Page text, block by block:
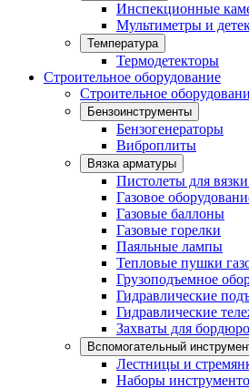
Инспекционные
Мультиметры и
Температура
Термодетекторы
Строительное оборудование
Строительное
Бензоинструменты
Бензогенераторы
Виброплиты
Вязка арматуры
Пистолеты для
Газовое
Газовые баллоны
Газовые горелки
Паяльные лампы
Тепловые пушки
Грузоподъемное
Гидравлические
Гидравлические
Захваты для
Вспомогательный
Лестницы и
Наборы